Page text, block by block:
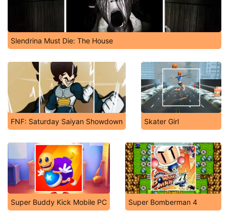
Slendrina Must Die: The House
FNF: Saturday Saiyan Showdown Skater Girl
Super Buddy Kick Mobile PC Super Bomberman 4